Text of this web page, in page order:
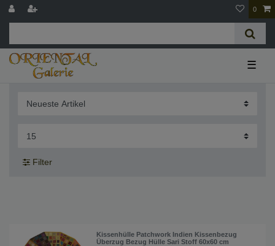
0
☰
Filter
Kissenhülle Patchwork Indien Kissenbezug
Überzug Bezug Hülle Sari Stoff 60x60 cm